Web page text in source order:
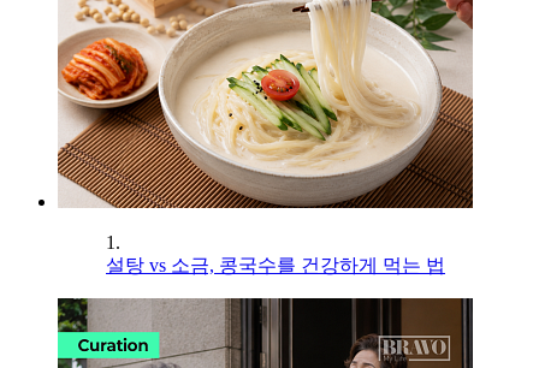
1.
설탕 vs 소금, 콩국수를 건강하게 먹는 법